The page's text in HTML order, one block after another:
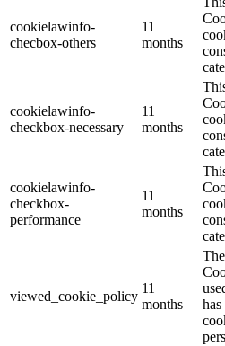
cookielawinfo-
checbox-others
11
months
cookielawinfo-
checkbox-necessary
11
months
cookielawinfo-
checkbox-
performance
11
months
viewed_cookie_policy
11
months